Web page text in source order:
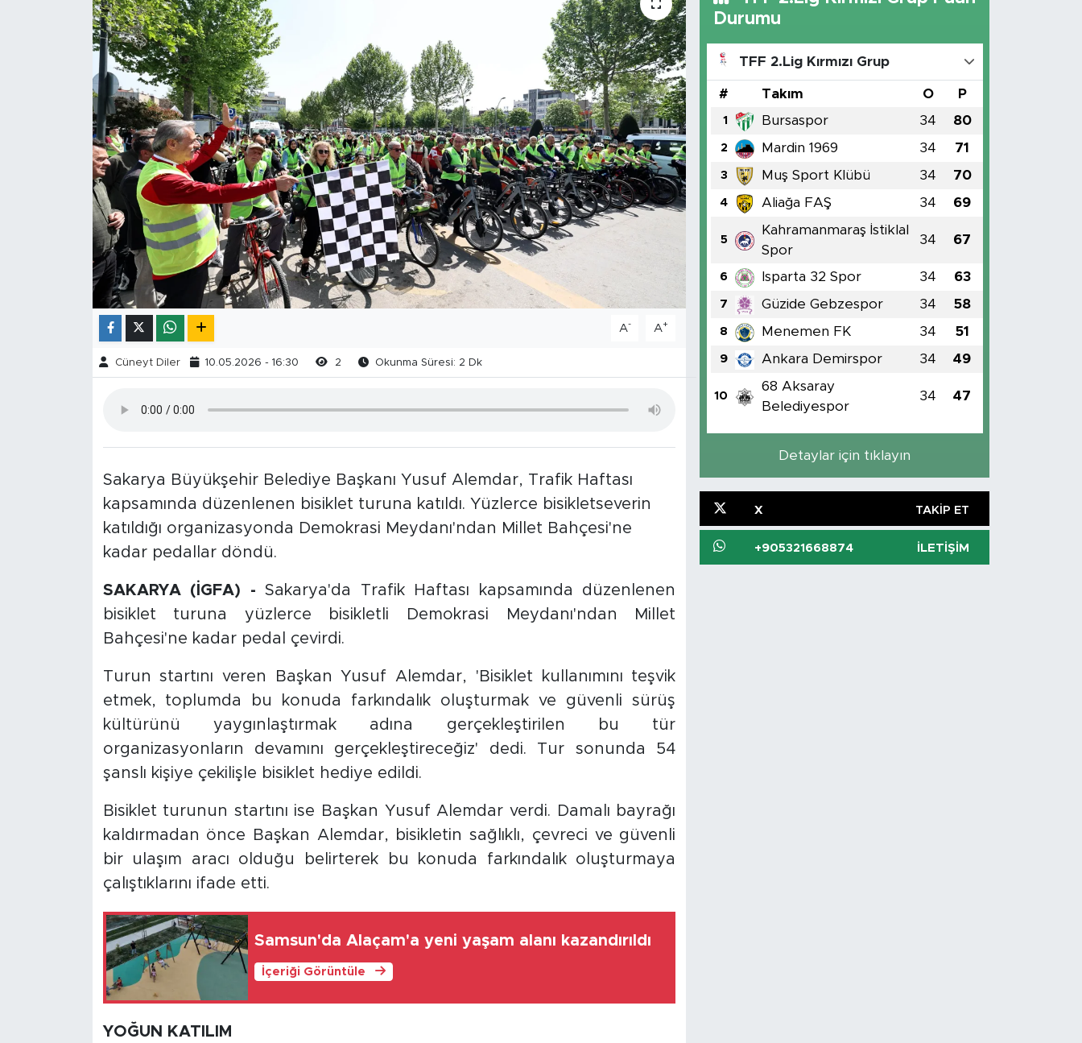
A- A+
Cüneyt Diler 10.05.2026 - 16:30 2 Okunma Süresi: 2 Dk
Sakarya Büyükşehir Belediye Başkanı Yusuf Alemdar, Trafik Haftası
kapsamında düzenlenen bisiklet turuna katıldı. Yüzlerce bisikletseverin
katıldığı organizasyonda Demokrasi Meydanı'ndan Millet Bahçesi'ne
kadar pedallar döndü.
SAKARYA (İGFA) -Sakarya'da Trafik Haftası kapsamında düzenlenen
bisiklet turuna yüzlerce bisikletli Demokrasi Meydanı'ndan Millet
Bahçesi'ne kadar pedal çevirdi.
Turun startını veren Başkan Yusuf Alemdar, 'Bisiklet kullanımını teşvik
etmek, toplumda bu konuda farkındalık oluşturmak ve güvenli sürüş
kültürünü yaygınlaştırmak adına gerçekleştirilen bu tür
organizasyonların devamını gerçekleştireceğiz' dedi. Tur sonunda 54
şanslı kişiye çekilişle bisiklet hediye edildi.
Bisiklet turunun startını ise Başkan Yusuf Alemdar verdi. Damalı bayrağı
kaldırmadan önce Başkan Alemdar, bisikletin sağlıklı, çevreci ve güvenli
bir ulaşım aracı olduğu belirterek bu konuda farkındalık oluşturmaya
çalıştıklarını ifade etti.
Samsun'da Alaçam'a yeni yaşam alanı kazandırıldı
İçeriği Görüntüle
YOĞUN KATILIM
Durumu
TFF 2.Lig Kırmızı Grup
# Takım O P
1 Bursaspor 34 80
2 Mardin 1969 34 71
3 Muş Sport Klübü 34 70
4 Aliağa FAŞ 34 69
5
Kahramanmaraş İstiklal
Spor
34 67
6 Isparta 32 Spor 34 63
7 Güzide Gebzespor 34 58
8 Menemen FK 34 51
9 Ankara Demirspor 34 49
10
68 Aksaray
Belediyespor
34 47
Detaylar için tıklayın
X TAKIP ET
+905321668874 İLETIŞIM